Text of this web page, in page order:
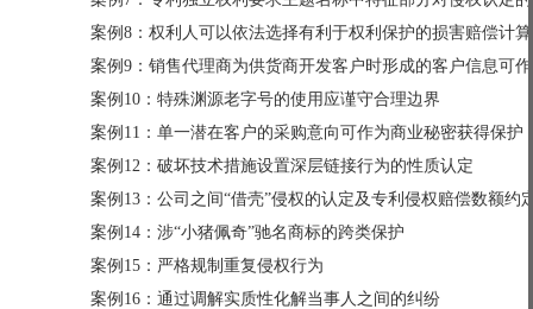
案例8：权利人可以依法选择有利于权利保护的损害赔偿计
案例9：销售代理商为供货商开发客户时形成的客户信息可作
案例10：特殊渊源老字号的使用应谨守合理边界
案例11：单一潜在客户的采购意向可作为商业秘密获得保护
案例12：破坏技术措施设置深层链接行为的性质认定
案例13：公司之间“借壳”侵权的认定及专利侵权赔偿数额约
案例14：涉“小猪佩奇”驰名商标的跨类保护
案例15：严格规制重复侵权行为
案例16：通过调解实质性化解当事人之间的纠纷